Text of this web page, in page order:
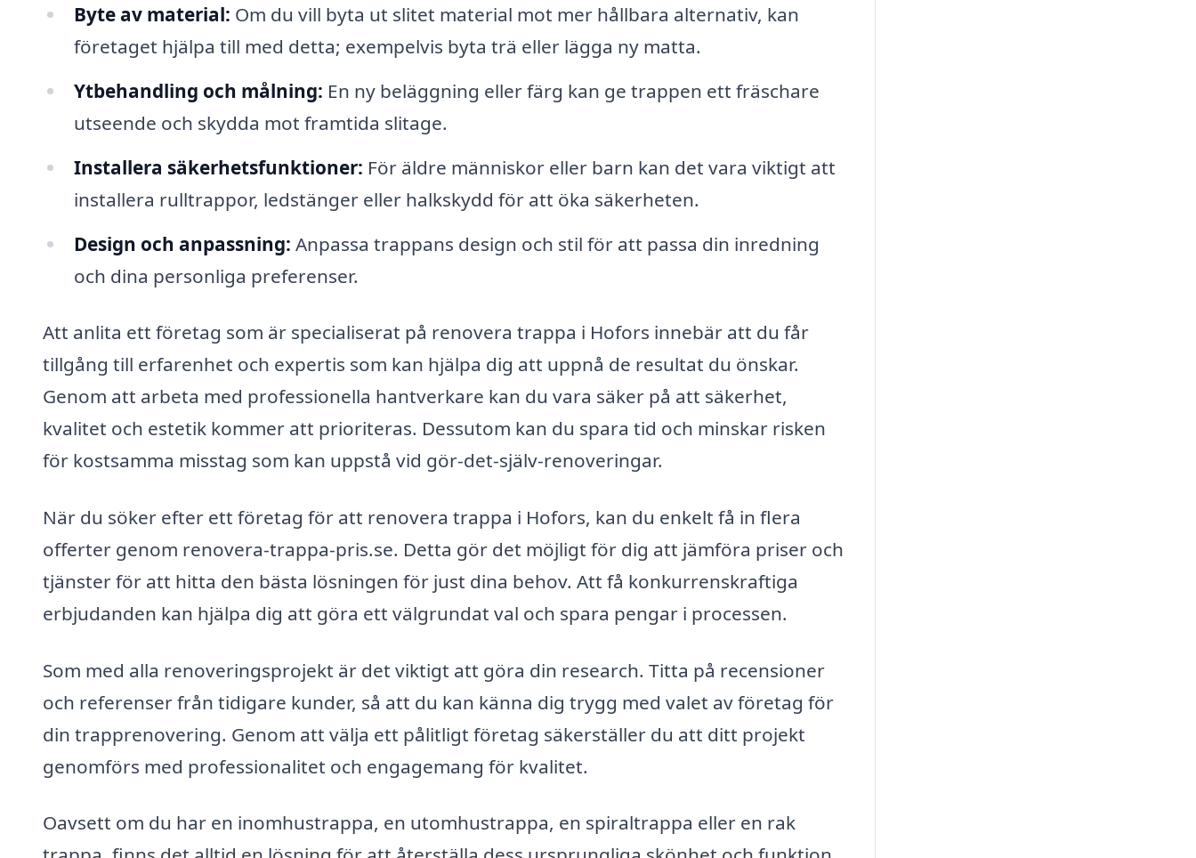
Byte av material: Om du vill byta ut slitet material mot mer hållbara alternativ, kan
företaget hjälpa till med detta; exempelvis byta trä eller lägga ny matta.
Ytbehandling och målning: En ny beläggning eller färg kan ge trappen ett fräschare
utseende och skydda mot framtida slitage.
Installera säkerhetsfunktioner: För äldre människor eller barn kan det vara viktigt att
installera rulltrappor, ledstänger eller halkskydd för att öka säkerheten.
Design och anpassning: Anpassa trappans design och stil för att passa din inredning
och dina personliga preferenser.
Att anlita ett företag som är specialiserat på renovera trappa i Hofors innebär att du får
tillgång till erfarenhet och expertis som kan hjälpa dig att uppnå de resultat du önskar.
Genom att arbeta med professionella hantverkare kan du vara säker på att säkerhet,
kvalitet och estetik kommer att prioriteras. Dessutom kan du spara tid och minskar risken
för kostsamma misstag som kan uppstå vid gör-det-själv-renoveringar.
När du söker efter ett företag för att renovera trappa i Hofors, kan du enkelt få in flera
offerter genom renovera-trappa-pris.se. Detta gör det möjligt för dig att jämföra priser och
tjänster för att hitta den bästa lösningen för just dina behov. Att få konkurrenskraftiga
erbjudanden kan hjälpa dig att göra ett välgrundat val och spara pengar i processen.
Som med alla renoveringsprojekt är det viktigt att göra din research. Titta på recensioner
och referenser från tidigare kunder, så att du kan känna dig trygg med valet av företag för
din trapprenovering. Genom att välja ett pålitligt företag säkerställer du att ditt projekt
genomförs med professionalitet och engagemang för kvalitet.
Oavsett om du har en inomhustrappa, en utomhustrappa, en spiraltrappa eller en rak